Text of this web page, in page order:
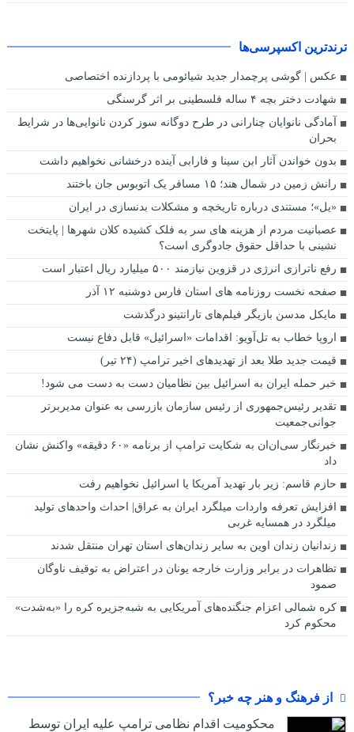
ترندترین اکسپرسی‌ها
عکس | گوشی پرچمدار جدید شیائومی با پردازنده اختصاصی
شهادت دختر بچه ۴ ساله فلسطینی بر اثر گرسنگی
آمادگی نانوایان چنارانی در طرح دوگانه سوز کردن نانوایی‌ها در شرایط
بحران
بدون خواندن آثار ابن سینا و فارابی آینده درخشانی نخواهیم داشت
رانش زمین در شمال هند؛ ۱۵ مسافر یک اتوبوس جان باختند
«یل»؛ مستندی درباره تاریخچه و مشکلات بدنسازی در ایران
عصبانیت مردم از هزینه های سر به فلک کشیده کلان شهرها | پایتخت
نشینی با حداقل حقوق جادوگری است؟
رفع ناترازی انرژی در قزوین نیازمند ۵۰۰ میلیارد ریال اعتبار است
صفحه نخست روزنامه های استان فارس دوشنبه ۱۲ آذر
مایکل مدسن بازیگر فیلم‌های تارانتینو درگذشت
اروپا خطاب به تل‌آویو: اقدامات «اسرائیل» قابل دفاع نیست
قیمت جدید طلا بعد از تهدیدهای اخیر ترامپ (۲۴ تیر)
خبر حمله ایران به اسرائیل بین نظامیان دست به دست می شود!
تقدیر رئیس‌جمهوری از رئیس سازمان بازرسی به عنوان مدیربرتر
جوانی‌جمعیت
خبرنگار سی‌ان‌ان به شکایت ترامپ از برنامه «۶۰ دقیقه» واکنش نشان
داد
حازم قاسم: زیر بار تهدید آمریکا یا اسرائیل نخواهیم رفت
افزایش تعرفه واردات میلگرد ایران به عراق| احداث واحدهای تولید
میلگرد در همسایه غربی
زندانیان زندان اوین به سایر زندان‌های استان تهران منتقل شدند
تظاهرات در برابر وزارت خارجه یونان در اعتراض به توقیف ناوگان
صمود
کره شمالی اعزام جنگنده‌های آمریکایی به شبه‌جزیره کره را «به‌شدت»
محکوم کرد
از فرهنگ و هنر چه خبر؟
محکومیت اقدام نظامی ترامپ علیه ایران توسط